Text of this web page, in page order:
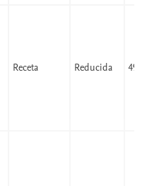
Receta Reducida 49,97